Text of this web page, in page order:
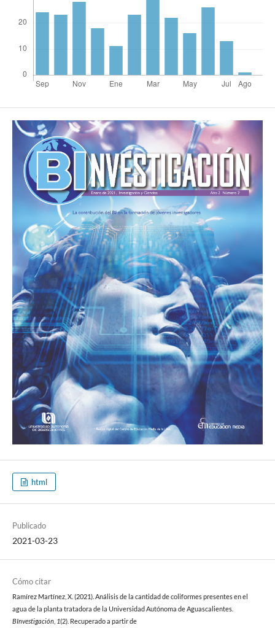
html
Publicado
2021-03-23
Cómo citar
Ramírez Martínez, X. (2021). Análisis de la cantidad de coliformes presentes en el
agua de la planta tratadora de la Universidad Autónoma de Aguascalientes.
BInvestigación, 1(2). Recuperado a partir de